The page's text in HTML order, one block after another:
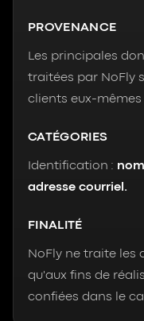
PROVENANCE
Les principales
traitées par NoFly
clients eux-
CATÉGORIES
Identification :
adresse courriel.
FINALITÉ
NoFly ne traite les
qu'aux fins de
confiées dans le